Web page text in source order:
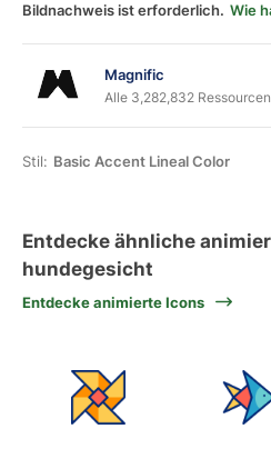
Bildnachweis ist erforderlich. Wie
Magnific
Alle 3,282,832
Stil: Basic Accent Lineal Color
Entdecke ähnliche
hundegesicht
Entdecke animierte Icons